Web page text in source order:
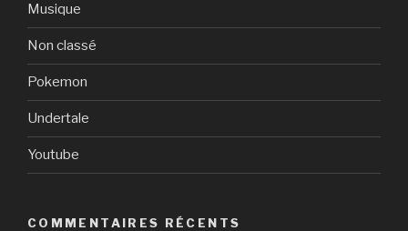
Musique
Non classé
Pokemon
Undertale
Youtube
COMMENTAIRES RÉCENTS